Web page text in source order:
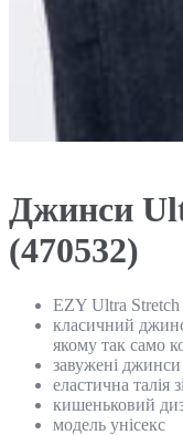
Джинси
(470532)
EZY Ultra Stretch
класичний
якому так само
завужені джинси
еластична талія
кишеньковий
модель унісекс